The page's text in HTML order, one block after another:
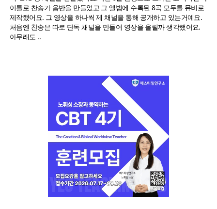
이틀로 찬송가 음반을 만들었고 그 앨범에 수록된 8곡 모두를 뮤비로
제작했어요. 그 영상을 하나씩 제 채널을 통해 공개하고 있는거예요.
처음엔 찬송은 따로 단독 채널을 만들어 영상을 올릴까 생각했어요.
아무래도 ..
인도 마하라슈트라주 개종 금지법 시행… 기독교계